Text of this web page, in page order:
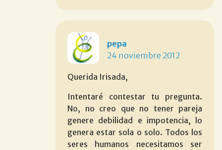
pepa
24 noviembre 2012
Querida Irisada,
Intentaré contestar tu pregunta.
No, no creo que no tener pareja
genere debilidad e impotencia, lo
genera estar sola o solo. Todos los
seres humanos necesitamos ser